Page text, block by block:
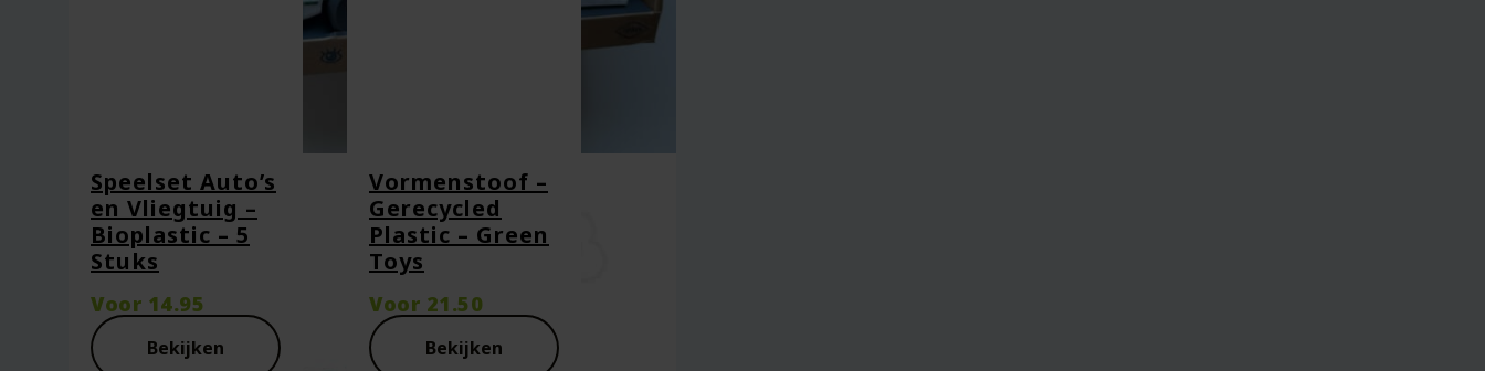
Speelset Auto’s
en Vliegtuig –
Bioplastic – 5
Stuks
Voor 14.95
Bekijken
Vormenstoof –
Gerecycled
Plastic – Green
Toys
Voor 21.50
Bekijken